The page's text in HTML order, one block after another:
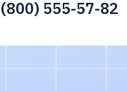
555-57-82